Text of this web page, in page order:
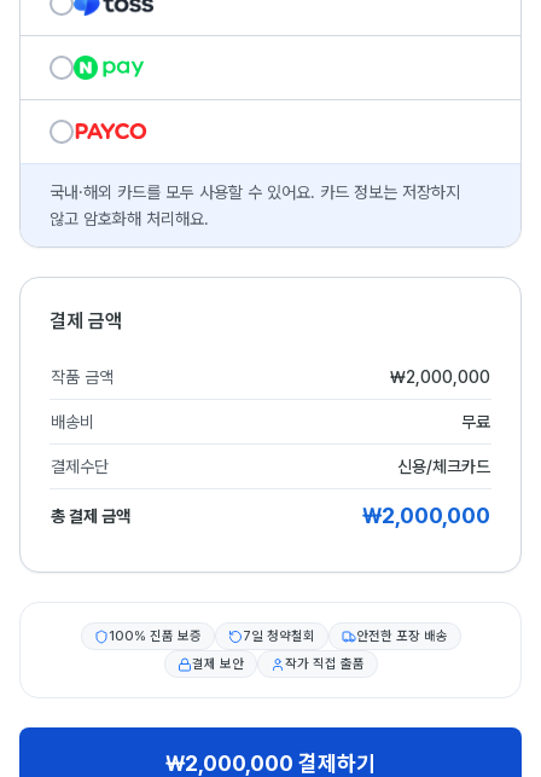
국내·해외 카드를 모두 사용할 수 있어요. 카드 정보는 저장하지
않고 암호화해 처리해요.
결제 금액
작품 금액 ₩2,000,000
배송비 무료
결제수단 신용/체크카드
총 결제 금액 ₩2,000,000
100% 진품 보증 7일 청약철회
안전한 포장 배송
결제 보안
작가 직접 출품
₩2,000,000 결제하기